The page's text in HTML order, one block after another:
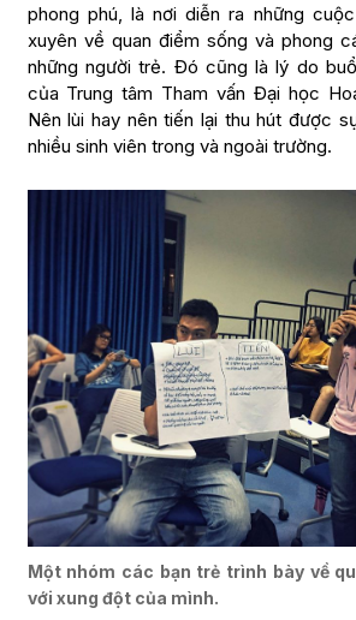
phong phú, là nơi diễn ra những
xuyên về quan điểm sống và phong
những người trẻ. Đó cũng là lý do
của Trung tâm Tham vấn Đại học
Nên lùi hay nên tiến lại thu hút được
nhiều sinh viên trong và ngoài trường.
Một nhóm các bạn trẻ trình bày về
với xung đột của mình.